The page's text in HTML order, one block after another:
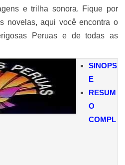
e trilha sonora. Fique por
novelas, aqui você encontra o
Peruas e de todas as
SINOPS
E
RESUM
O
COMPL